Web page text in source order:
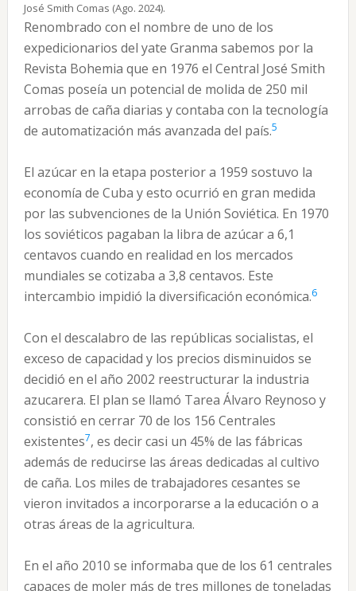
José Smith Comas (Ago. 2024).
Renombrado con el nombre de uno de los
expedicionarios del yate Granma sabemos por la
Revista Bohemia que en 1976 el Central José Smith
Comas poseía un potencial de molida de 250 mil
arrobas de caña diarias y contaba con la tecnología
de automatización más avanzada del país.5
El azúcar en la etapa posterior a 1959 sostuvo la
economía de Cuba y esto ocurrió en gran medida
por las subvenciones de la Unión Soviética. En 1970
los soviéticos pagaban la libra de azúcar a 6,1
centavos cuando en realidad en los mercados
mundiales se cotizaba a 3,8 centavos. Este
intercambio impidió la diversificación económica.6
Con el descalabro de las repúblicas socialistas, el
exceso de capacidad y los precios disminuidos se
decidió en el año 2002 reestructurar la industria
azucarera. El plan se llamó Tarea Álvaro Reynoso y
consistió en cerrar 70 de los 156 Centrales
existentes7, es decir casi un 45% de las fábricas
además de reducirse las áreas dedicadas al cultivo
de caña. Los miles de trabajadores cesantes se
vieron invitados a incorporarse a la educación o a
otras áreas de la agricultura.
En el año 2010 se informaba que de los 61 centrales
capaces de moler más de tres millones de toneladas